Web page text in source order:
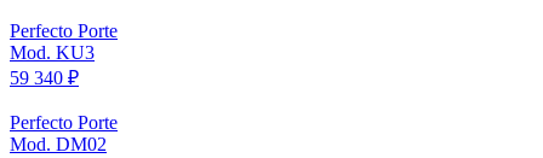
Perfecto Porte
Mod. KU3
59 340 ₽
Perfecto Porte
Mod. DM02